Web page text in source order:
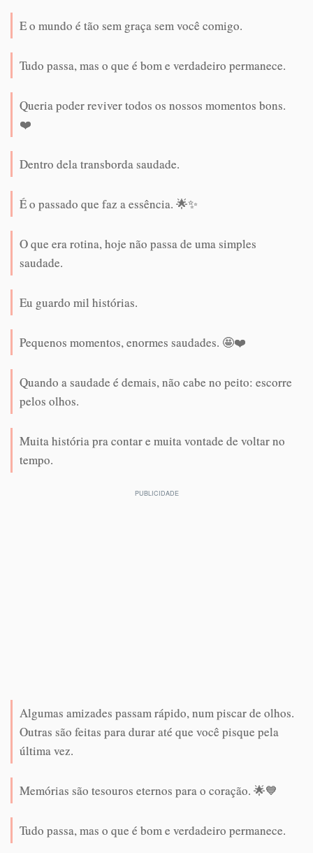
E o mundo é tão sem graça sem você comigo.
Tudo passa, mas o que é bom e verdadeiro permanece.
Queria poder reviver todos os nossos momentos bons.
❤️
Dentro dela transborda saudade.
É o passado que faz a essência. 🌟✨
O que era rotina, hoje não passa de uma simples
saudade.
Eu guardo mil histórias.
Pequenos momentos, enormes saudades. 🤩❤️
Quando a saudade é demais, não cabe no peito: escorre
pelos olhos.
Muita história pra contar e muita vontade de voltar no
tempo.
Algumas amizades passam rápido, num piscar de olhos.
Outras são feitas para durar até que você pisque pela
última vez.
Memórias são tesouros eternos para o coração. 🌟💙
Tudo passa, mas o que é bom e verdadeiro permanece.